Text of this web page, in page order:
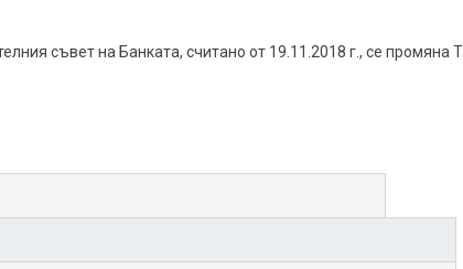
съвет на Банката, считано от 19.11.2018 г., се промяна